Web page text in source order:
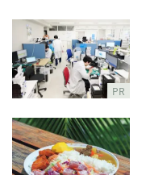
PR